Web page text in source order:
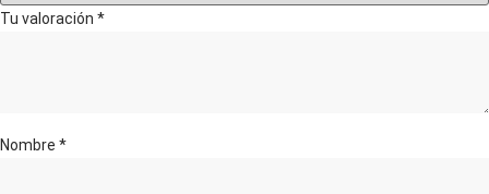
Tu valoración *
Nombre *